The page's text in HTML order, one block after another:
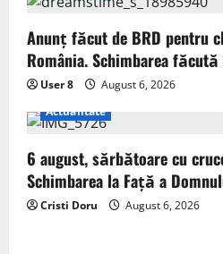
Anunț făcut de BRD pentru
România. Schimbarea
User 8
August 6, 2026
Actualitate
6 august, sărbătoare cu
Schimbarea la Față a
Cristi Doru August 6, 2026